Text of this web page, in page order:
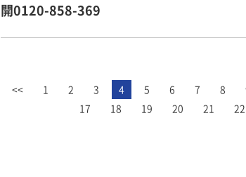
開0120-858-369
<< 1 2 3 4 5 6 7 8
17
18 19 20 21 22